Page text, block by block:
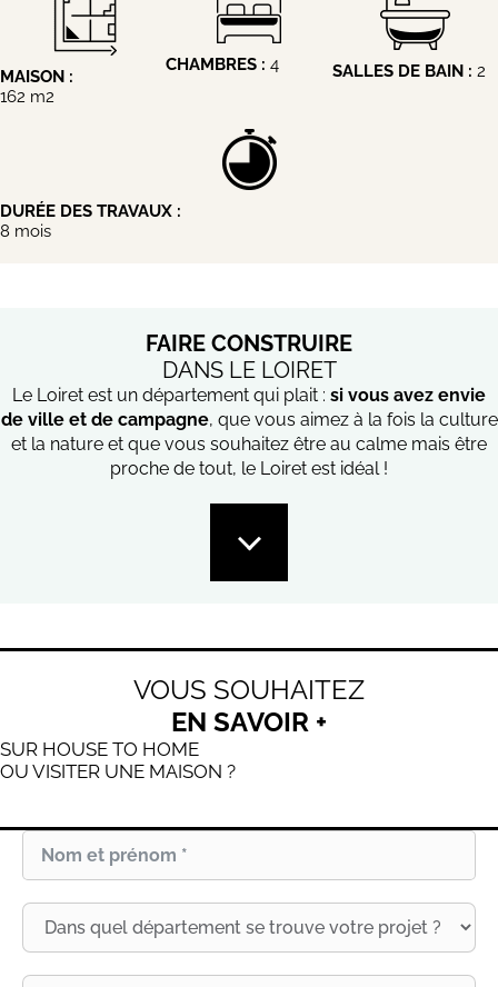
MAISON :
162 m2
CHAMBRES : 4 SALLES DE BAIN : 2
DURÉE DES TRAVAUX :
8 mois
FAIRE CONSTRUIRE
DANS LE LOIRET
Le Loiret est un département qui plait : si vous avez envie
de ville et de campagne, que vous aimez à la fois la culture
et la nature et que vous souhaitez être au calme mais être
proche de tout, le Loiret est idéal !
VOUS SOUHAITEZ
EN SAVOIR +
SUR HOUSE TO HOME
OU VISITER UNE MAISON ?